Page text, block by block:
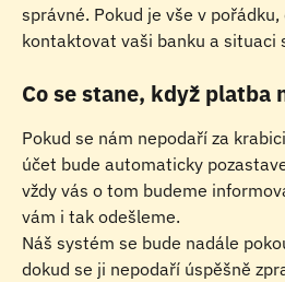
správné. Pokud je vše v
kontaktovat vaši banku a situaci
Co se stane, když platba
Pokud se nám nepodaří za
účet bude automaticky
vždy vás o tom budeme
vám i tak odešleme.
Náš systém se bude nadále
dokud se ji nepodaří úspěšně